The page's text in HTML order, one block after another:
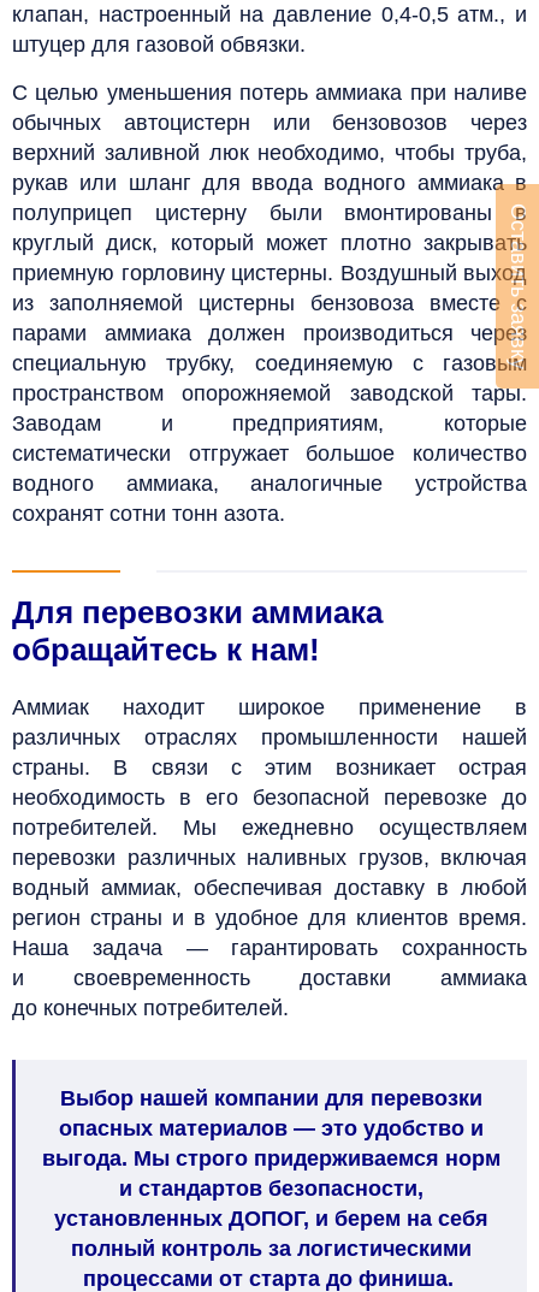
клапан, настроенный на давление 0,4-0,5 атм., и
штуцер для газовой обвязки.
С целью уменьшения потерь аммиака при наливе
обычных автоцистерн или бензовозов через
верхний заливной люк необходимо, чтобы труба,
рукав или шланг для ввода водного аммиака в
полуприцеп цистерну были вмонтированы в
круглый диск, который может плотно закрывать
приемную горловину цистерны. Воздушный выход
из заполняемой цистерны бензовоза вместе с
парами аммиака должен производиться через
специальную трубку, соединяемую с газовым
пространством опорожняемой заводской тары.
Заводам и предприятиям, которые
систематически отгружает большое количество
водного аммиака, аналогичные устройства
сохранят сотни тонн азота.
Для перевозки аммиака
обращайтесь к нам!
Аммиак находит широкое применение в
различных отраслях промышленности нашей
страны. В связи с этим возникает острая
необходимость в его безопасной перевозке до
потребителей. Мы ежедневно осуществляем
перевозки различных наливных грузов, включая
водный аммиак, обеспечивая доставку в любой
регион страны и в удобное для клиентов время.
Наша задача — гарантировать сохранность
и своевременность доставки аммиака
до конечных потребителей.
Выбор нашей компании для перевозки
опасных материалов — это удобство и
выгода. Мы строго придерживаемся норм
и стандартов безопасности,
установленных ДОПОГ, и берем на себя
полный контроль за логистическими
процессами от старта до финиша.
Оставить заявку